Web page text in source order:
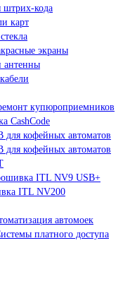
штрих-кода
карт
экраны
антенны
купюроприемников
CashCode
для кофейных автоматов
для кофейных автоматов
ITL NV9 USB+
ITL NV200
автомоек
платного доступа